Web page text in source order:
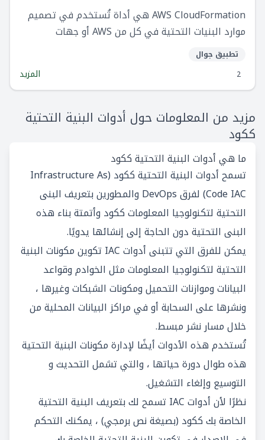
AWS CloudFormation هي أداة تُستخدم في تصميم
موارد البنيات التحتية في كل من AWS أو جهات
الخارجية. و تساعد هذه الأداة مهندسي البنيات التحتية
مع البنية التحتية بصيغة نص برمجي.
تطبيق جوال
2
المزيد
مزيد من المعلومات حول أدوات البنية التحتية
ككود
ما هي أدوات البنية التحتية ككود
تسمح أدوات البنية التحتية ككود (Infrastructure As
Code IAC) لفرق DevOps والمطورين بتعريف البنى
التحتية لتكنولوجيا المعلومات ككود وأتمتة بناء هذه
البنى التحتية دون الحاجة إلى إنشائها يدويًا.
يمكن للفرق التي تتبنى أدوات IAC تكوين مكونات البنية
التحتية لتكنولوجيا المعلومات مثل الخوادم وقواعد
البيانات وموازنات التحميل ومكونات الشبكات وغيرها ،
ونشرها على السحابة أو في مراكز البيانات المحلية من
خلال مسار نشر مبسط.
تُستخدم هذه الأدوات أيضًا لإدارة مكونات البنية التحتية
هذه طوال دورة حياتها ، والتي تشمل التحديث و
التوسيع وإلغاء التشغيل.
نظرًا لأن أدوات IAC تسمح لك بتعريف البنية التحتية
الخاصة بك ككود (بصيغة نص برمجي) ، يمكنك التحكم